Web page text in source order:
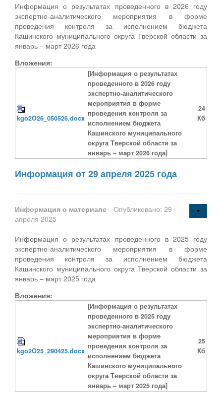
Информация о результатах проведенного в 2026 году
экспертно-аналитического мероприятия в форме
проведения контроля за исполнением бюджета
Кашинского муниципального округа Тверской области за
январь – март 2026 года
Вложения:
kgo2O26_050526.docx
[Информация о результатах
проведенного в 2026 году
экспертно-аналитического
мероприятия в форме
проведения контроля за
исполнением бюджета
Кашинского муниципального
округа Тверской области за
январь – март 2026 года]
24
Кб
Информация от 29 апреля 2025 года
Информация о материале
Опубликовано: 29
апреля 2025
Информация о результатах проведенного в 2025 году
экспертно-аналитического мероприятия в форме
проведения контроля за исполнением бюджета
Кашинского муниципального округа Тверской области за
январь – март 2025 года
Вложения:
kgo2O25_290425.docx
[Информация о результатах
проведенного в 2025 году
экспертно-аналитического
мероприятия в форме
проведения контроля за
исполнением бюджета
Кашинского муниципального
округа Тверской области за
январь – март 2025 года]
25
Кб